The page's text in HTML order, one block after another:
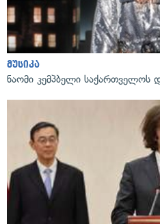
მუსიკა
ნაომი კემპბელი საქართველოს